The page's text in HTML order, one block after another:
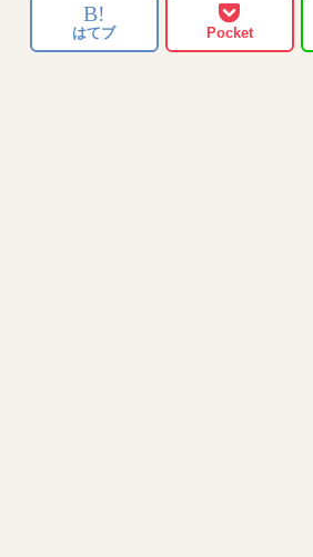
B!
はてブ Pocket